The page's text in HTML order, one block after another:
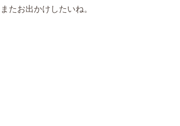
またお出かけしたいね。